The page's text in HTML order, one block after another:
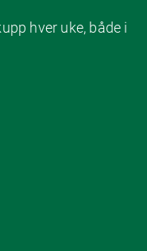
hver uke, både i